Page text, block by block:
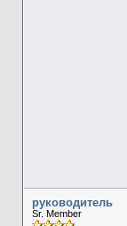
руководитель
Sr. Member